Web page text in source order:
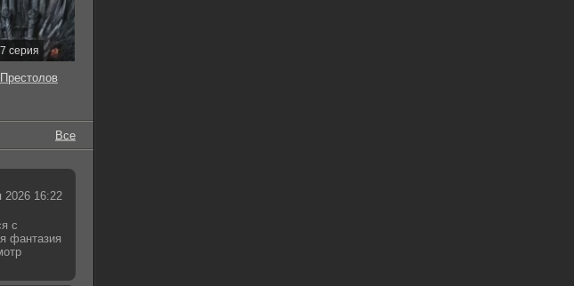
серия
Все
2026 16:22
с
фантазия